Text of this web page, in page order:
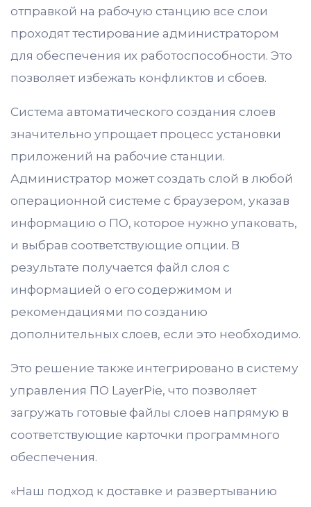
отправкой на рабочую станцию все слои
проходят тестирование администратором
для обеспечения их работоспособности. Это
позволяет избежать конфликтов и сбоев.
Система автоматического создания слоев
значительно упрощает процесс установки
приложений на рабочие станции.
Администратор может создать слой в любой
операционной системе с браузером, указав
информацию о ПО, которое нужно упаковать,
и выбрав соответствующие опции. В
результате получается файл слоя с
информацией о его содержимом и
рекомендациями по созданию
дополнительных слоев, если это необходимо.
Это решение также интегрировано в систему
управления ПО LayerPie, что позволяет
загружать готовые файлы слоев напрямую в
соответствующие карточки программного
обеспечения.
«Наш подход к доставке и развертыванию